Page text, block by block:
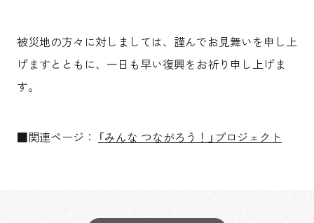
被災地の方々に対しましては、謹んでお見舞いを申し上
げますとともに、一日も早い復興をお祈り申し上げま
す。
■関連ページ： 「みんな つながろう！」プロジェクト